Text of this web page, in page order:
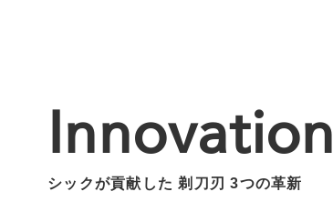
Innovation
シックが貢献した 剃刀刃 3つの革新